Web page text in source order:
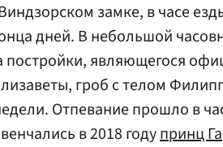
замке, в часе
дней. В небольшой
постройки, являющегося
гроб с телом
Отпевание прошло в
в 2018 годупринц